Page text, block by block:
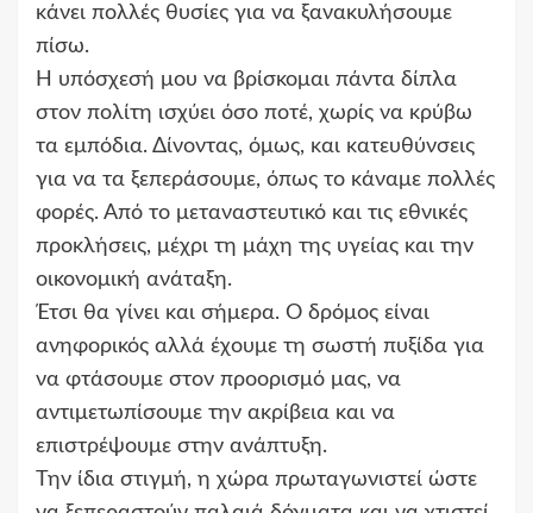
κάνει πολλές θυσίες για να ξανακυλήσουμε
πίσω.
Η υπόσχεσή μου να βρίσκομαι πάντα δίπλα
στον πολίτη ισχύει όσο ποτέ, χωρίς να κρύβω
τα εμπόδια. Δίνοντας, όμως, και κατευθύνσεις
για να τα ξεπεράσουμε, όπως το κάναμε πολλές
φορές. Από το μεταναστευτικό και τις εθνικές
προκλήσεις, μέχρι τη μάχη της υγείας και την
οικονομική ανάταξη.
Έτσι θα γίνει και σήμερα. Ο δρόμος είναι
ανηφορικός αλλά έχουμε τη σωστή πυξίδα για
να φτάσουμε στον προορισμό μας, να
αντιμετωπίσουμε την ακρίβεια και να
επιστρέψουμε στην ανάπτυξη.
Την ίδια στιγμή, η χώρα πρωταγωνιστεί ώστε